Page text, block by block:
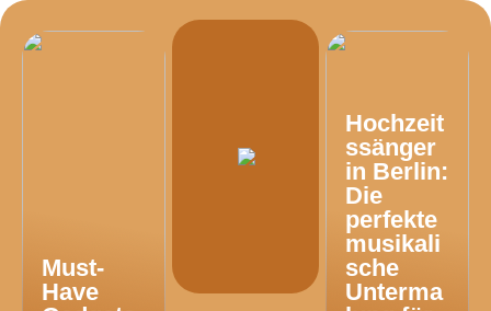
Must-
Have
Hochzeit
ssänger
in Berlin:
Die
perfekte
musikali
sche
Unterma